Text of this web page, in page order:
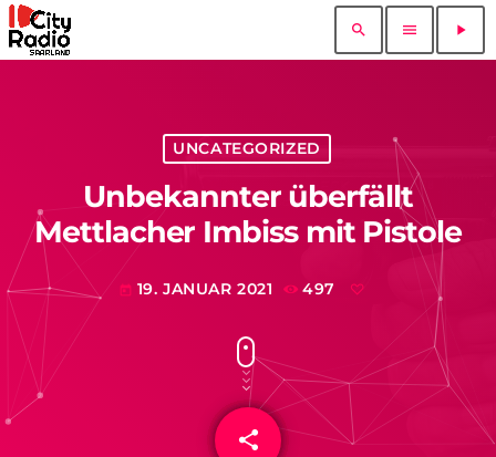
search menu play_arrow
UNCATEGORIZED
Unbekannter überfällt
Mettlacher Imbiss mit Pistole
today 19. JANUAR 2021 497
share
email